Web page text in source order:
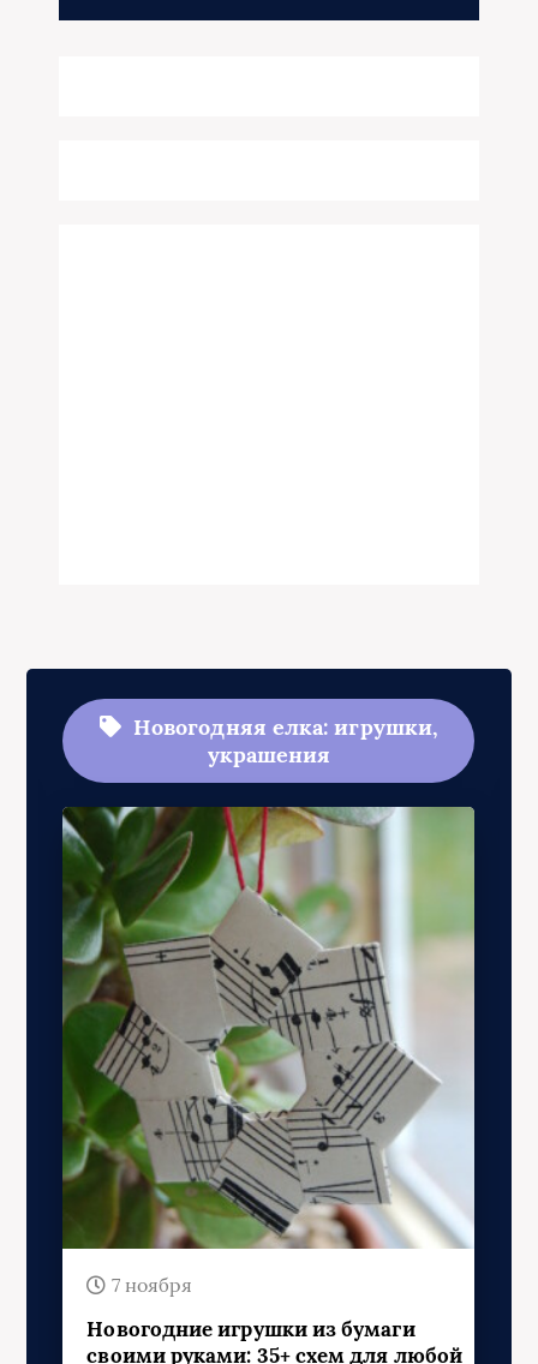
Новогодняя елка: игрушки,
украшения
7 ноября
Новогодние игрушки из бумаги
своими руками: 35+ схем для любой
елки